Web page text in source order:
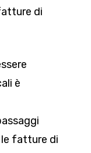
di
è
le fatture di